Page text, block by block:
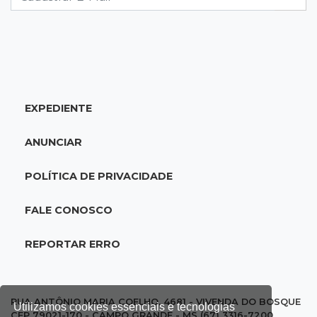
Utilizamos cookies essenciais e tecnologias
18:28Concurso 3.042
acumulado em R$ 165 milhões
18:05Energia renovável
abordagem policial no Noroeste
EXPEDIENTE
ANUNCIAR
POLÍTICA DE PRIVACIDADE
FALE CONOSCO
REPORTAR ERRO
RUA ANTÔNIO MARIA COELHO, 4681 - VIVENDA DO BOSQUE